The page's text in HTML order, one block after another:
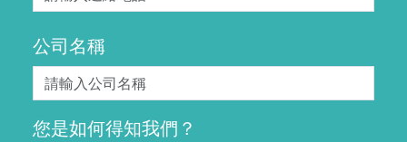
公司名稱
您是如何得知我們？